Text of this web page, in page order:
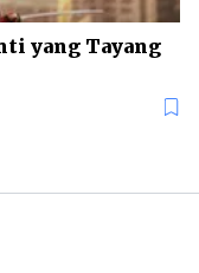
yang Tayang